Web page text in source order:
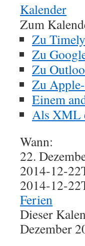
Kalender
Zum
Zu
Zu
Zu
Zu
Einem
Als XML
Wann:
22.
2014-12-
2014-12-
Ferien
Dieser
Dezember